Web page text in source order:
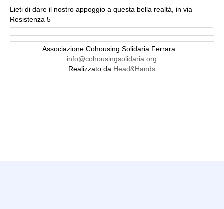
Lieti di dare il nostro appoggio a questa bella realtà, in via
Resistenza 5
Patek Philippe Replica Watches Patek Philippe Aquanaut Replica
Patek Philippe Calatrava Replica Patek Philippe Complications
Patek Philippe Nautilus Replica Replica Watches
Gray Vinyl Wraps Grey Vinyl Wrap
Associazione Cohousing Solidaria Ferrara ::
info@cohousingsolidaria.org
Realizzato da Head&Hands